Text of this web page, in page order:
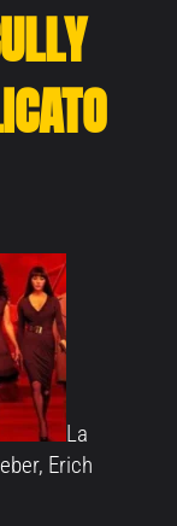
La
Erich